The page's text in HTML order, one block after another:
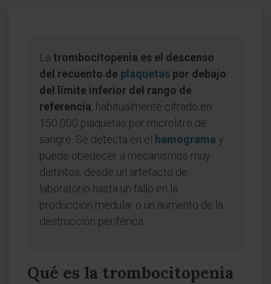
La trombocitopenia es el descenso
del recuento de plaquetas por debajo
del límite inferior del rango de
referencia, habitualmente cifrado en
150 000 plaquetas por microlitro de
sangre. Se detecta en el
hemograma y
puede obedecer a mecanismos muy
distintos, desde un artefacto de
laboratorio hasta un fallo en la
producción medular o un aumento de la
destrucción periférica.
Qué es la trombocitopenia